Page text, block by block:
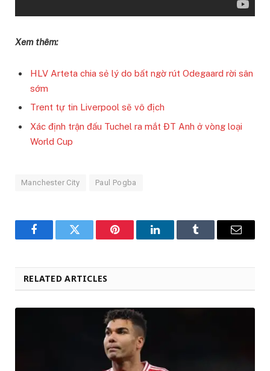
Xem thêm:
HLV Arteta chia sẻ lý do bất ngờ rút Odegaard rời sân
sớm
Trent tự tin Liverpool sẽ vô địch
Xác định trận đấu Tuchel ra mắt ĐT Anh ở vòng loại
World Cup
Manchester City Paul Pogba
FacebookTwitter Pinterest LinkedInTumblr Email
RELATED ARTICLES